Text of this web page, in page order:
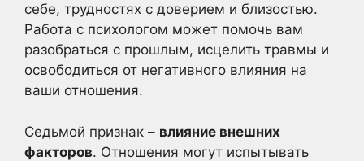
себе, трудностях с доверием и близостью.
Работа с психологом может помочь вам
разобраться с прошлым, исцелить травмы и
освободиться от негативного влияния на
ваши отношения.
Седьмой признак – влияние внешних
факторов. Отношения могут испытывать